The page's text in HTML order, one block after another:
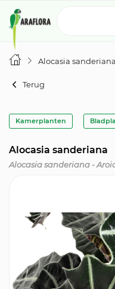
Alocasia sanderiana
Terug
Kamerplanten
Alocasia sanderiana
Alocasia sanderiana -